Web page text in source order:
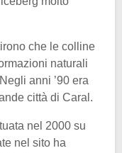
che le colline
naturali
anni ’90 era
città di Caral.
nel 2000 su
nel sito ha